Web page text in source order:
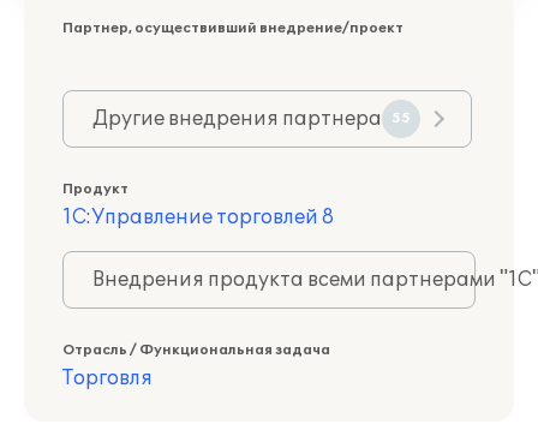
Партнер, осуществивший внедрение/проект
Другие внедрения партнера 55
Продукт
1С:Управление торговлей 8
Внедрения продукта всеми партнерами
Отрасль / Функциональная задача
Торговля